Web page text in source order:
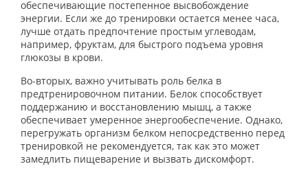
обеспечивающие постепенное высвобождение
энергии. Если же до тренировки остается менее часа,
лучше отдать предпочтение простым углеводам,
например, фруктам, для быстрого подъема уровня
глюкозы в крови.
Во-вторых, важно учитывать роль белка в
предтренировочном питании. Белок способствует
поддержанию и восстановлению мышц, а также
обеспечивает умеренное энергообеспечение. Однако,
перегружать организм белком непосредственно перед
тренировкой не рекомендуется, так как это может
замедлить пищеварение и вызвать дискомфорт.